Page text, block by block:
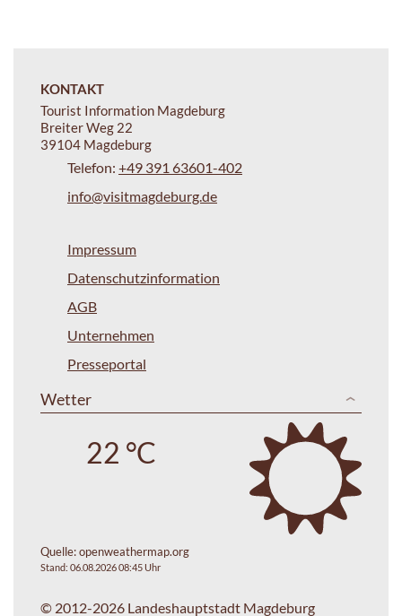
KONTAKT
Tourist Information Magdeburg
Breiter Weg 22
39104 Magdeburg
Telefon: +49 391 63601-402
info@visitmagdeburg.de
Impressum
Datenschutzinformation
AGB
Unternehmen
Presseportal
Wetter
22 °C
Quelle:openweathermap.org
Stand: 06.08.2026 08:45 Uhr
© 2012-2026 Landeshauptstadt Magdeburg